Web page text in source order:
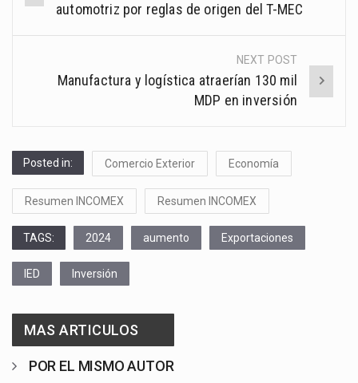
navigation
automotriz por reglas de origen del T-MEC
NEXT POST
Manufactura y logística atraerían 130 mil
MDP en inversión
Posted in: Comercio Exterior Economía
Resumen INCOMEX Resumen INCOMEX
TAGS: 2024 aumento Exportaciones
IED Inversión
MAS ARTICULOS
POR EL MISMO AUTOR